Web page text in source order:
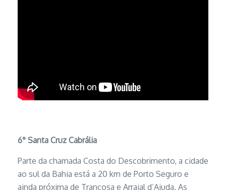
6° Santa Cruz Cabrália
Parte da chamada Costa do Descobrimento, a cidade
ao sul da Bahia está a 20 km de Porto Seguro e
ainda próxima de Trancosa e Arraial d’Ajuda. As